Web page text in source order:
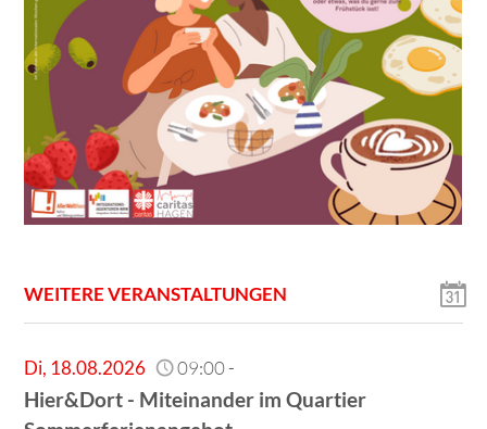
WEITERE VERANSTALTUNGEN
Di, 18.08.2026 09:00-
Hier&Dort - Miteinander im Quartier